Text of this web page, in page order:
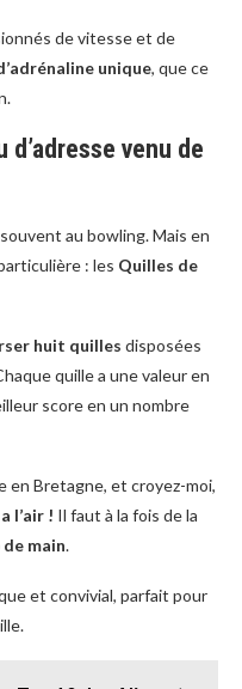
de vitesse et de
unique, que ce
venu de
au bowling. Mais en
: les Quilles de
huit quilles disposées
quille a une valeur en
score en un nombre
en Bretagne, et croyez-moi,
l’air ! Il faut à la fois de la
main.
et convivial, parfait pour